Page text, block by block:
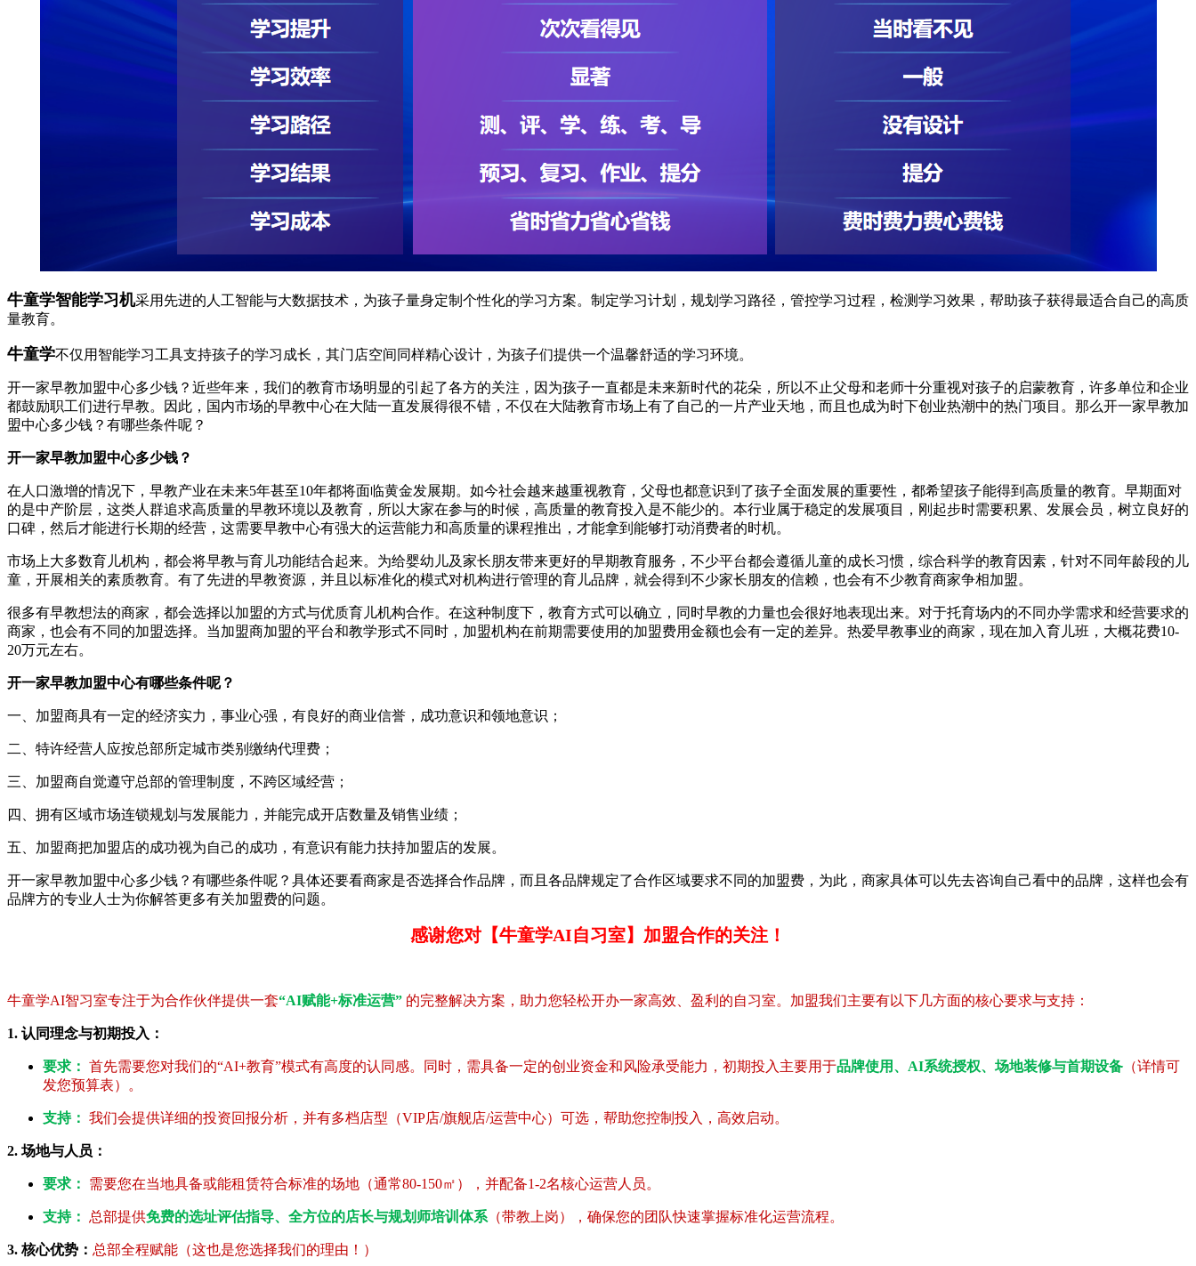
牛童学智能学习机采用先进的人工智能与大数据技术，为孩子量身定制个性化的学习方案。制定学习计划，规划学习路径，管控学习过程，检测学习效果，帮助孩子获得最适合自己的高质
量教育。
牛童学不仅用智能学习工具支持孩子的学习成长，其门店空间同样精心设计，为孩子们提供一个温馨舒适的学习环境。
开一家早教加盟中心多少钱？近些年来，我们的教育市场明显的引起了各方的关注，因为孩子一直都是未来新时代的花朵，所以不止父母和老师十分重视对孩子的启蒙教育，许多单位和企业
都鼓励职工们进行早教。因此，国内市场的早教中心在大陆一直发展得很不错，不仅在大陆教育市场上有了自己的一片产业天地，而且也成为时下创业热潮中的热门项目。那么开一家早教加
盟中心多少钱？有哪些条件呢？
开一家早教加盟中心多少钱？
在人口激增的情况下，早教产业在未来5年甚至10年都将面临黄金发展期。如今社会越来越重视教育，父母也都意识到了孩子全面发展的重要性，都希望孩子能得到高质量的教育。早期面对
的是中产阶层，这类人群追求高质量的早教环境以及教育，所以大家在参与的时候，高质量的教育投入是不能少的。本行业属于稳定的发展项目，刚起步时需要积累、发展会员，树立良好的
口碑，然后才能进行长期的经营，这需要早教中心有强大的运营能力和高质量的课程推出，才能拿到能够打动消费者的时机。
市场上大多数育儿机构，都会将早教与育儿功能结合起来。为给婴幼儿及家长朋友带来更好的早期教育服务，不少平台都会遵循儿童的成长习惯，综合科学的教育因素，针对不同年龄段的儿
童，开展相关的素质教育。有了先进的早教资源，并且以标准化的模式对机构进行管理的育儿品牌，就会得到不少家长朋友的信赖，也会有不少教育商家争相加盟。
很多有早教想法的商家，都会选择以加盟的方式与优质育儿机构合作。在这种制度下，教育方式可以确立，同时早教的力量也会很好地表现出来。对于托育场内的不同办学需求和经营要求的
商家，也会有不同的加盟选择。当加盟商加盟的平台和教学形式不同时，加盟机构在前期需要使用的加盟费用金额也会有一定的差异。热爱早教事业的商家，现在加入育儿班，大概花费10-
20万元左右。
开一家早教加盟中心有哪些条件呢？
一、加盟商具有一定的经济实力，事业心强，有良好的商业信誉，成功意识和领地意识；
二、特许经营人应按总部所定城市类别缴纳代理费；
三、加盟商自觉遵守总部的管理制度，不跨区域经营；
四、拥有区域市场连锁规划与发展能力，并能完成开店数量及销售业绩；
五、加盟商把加盟店的成功视为自己的成功，有意识有能力扶持加盟店的发展。
开一家早教加盟中心多少钱？有哪些条件呢？具体还要看商家是否选择合作品牌，而且各品牌规定了合作区域要求不同的加盟费，为此，商家具体可以先去咨询自己看中的品牌，这样也会有
品牌方的专业人士为你解答更多有关加盟费的问题。
感谢您对【牛童学AI自习室】加盟合作的关注！
牛童学AI智习室专注于为合作伙伴提供一套“AI赋能+标准运营” 的完整解决方案，助力您轻松开办一家高效、盈利的自习室。加盟我们主要有以下几方面的核心要求与支持：
1. 认同理念与初期投入：
要求： 首先需要您对我们的“AI+教育”模式有高度的认同感。同时，需具备一定的创业资金和风险承受能力，初期投入主要用于品牌使用、AI系统授权、场地装修与首期设备 （详情可
发您预算表）。
支持： 我们会提供详细的投资回报分析，并有多档店型（VIP店/旗舰店/运营中心）可选，帮助您控制投入，高效启动。
2. 场地与人员：
要求： 需要您在当地具备或能租赁符合标准的场地（通常80-150㎡），并配备1-2名核心运营人员。
支持： 总部提供免费的选址评估指导、全方位的店长与规划师培训体系 （带教上岗），确保您的团队快速掌握标准化运营流程。
3. 核心优势： 总部全程赋能（这也是您选择我们的理由！）